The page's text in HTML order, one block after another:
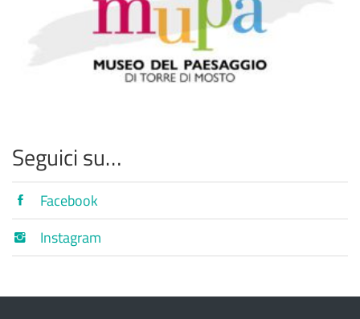
Seguici su…
Facebook
Instagram